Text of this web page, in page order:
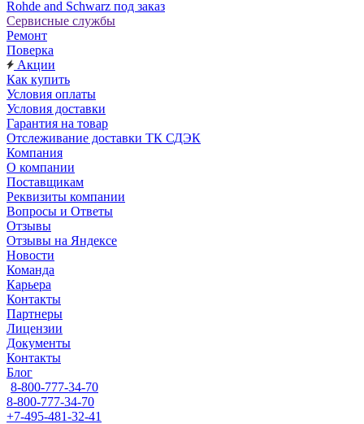
Rohde and Schwarz под заказ
Сервисные службы
Ремонт
Поверка
Акции
Как купить
Условия оплаты
Условия доставки
Гарантия на товар
Отслеживание доставки ТК СДЭК
Компания
О компании
Поставщикам
Реквизиты компании
Вопросы и Ответы
Отзывы
Отзывы на Яндексе
Новости
Команда
Карьера
Контакты
Партнеры
Лицензии
Документы
Контакты
Блог
8-800-777-34-70
8-800-777-34-70
+7-495-481-32-41